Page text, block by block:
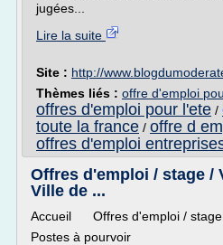
jugées...
Lire la suite
Site : http://
Thèmes liés : offre d'emploi
offres d'emploi pour l'ete /
toute la france / offre d
offres d'emploi
Offres d'emploi / stage /
Ville de ...
Accueil Offres d'emploi /
Postes à pourvoir